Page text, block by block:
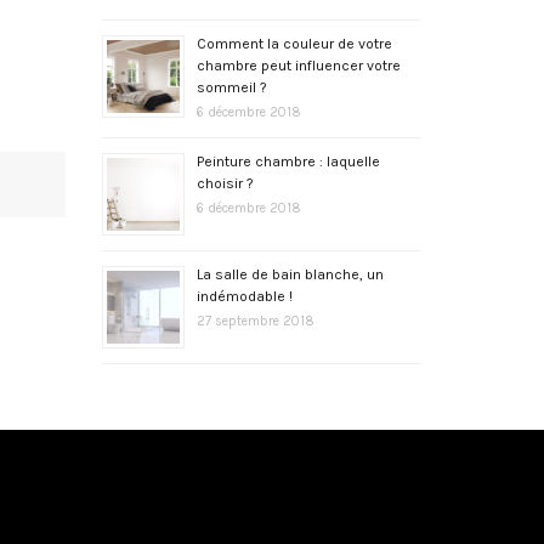
Comment la couleur de votre
chambre peut influencer votre
sommeil ?
6 décembre 2018
Peinture chambre : laquelle
choisir ?
6 décembre 2018
La salle de bain blanche, un
indémodable !
27 septembre 2018